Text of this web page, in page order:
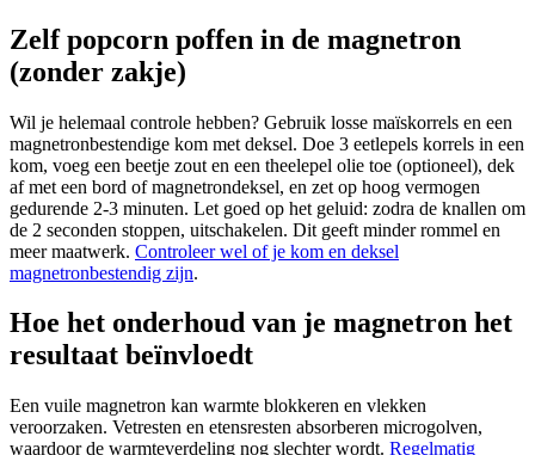
Zelf popcorn poffen in de magnetron
(zonder zakje)
Wil je helemaal controle hebben? Gebruik losse maïskorrels en een
magnetronbestendige kom met deksel. Doe 3 eetlepels korrels in een
kom, voeg een beetje zout en een theelepel olie toe (optioneel), dek
af met een bord of magnetrondeksel, en zet op hoog vermogen
gedurende 2-3 minuten. Let goed op het geluid: zodra de knallen om
de 2 seconden stoppen, uitschakelen. Dit geeft minder rommel en
meer maatwerk. Controleer wel of je kom en deksel
magnetronbestendig zijn.
Hoe het onderhoud van je magnetron het
resultaat beïnvloedt
Een vuile magnetron kan warmte blokkeren en vlekken
veroorzaken. Vetresten en etensresten absorberen microgolven,
waardoor de warmteverdeling nog slechter wordt. Regelmatig